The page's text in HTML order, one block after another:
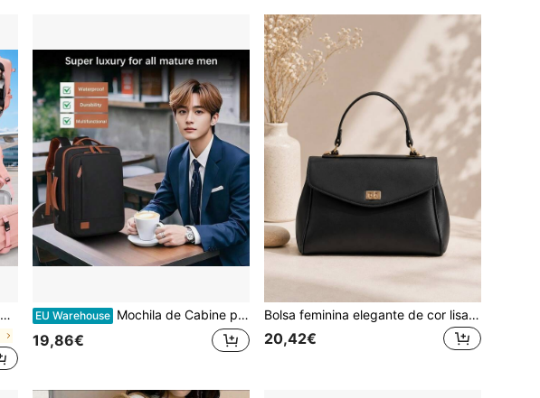
EU Warehouse Mochila de Cabine para Viagem de Avião Ryanair, Bolsa de Mão 44x32x18cm, Pronta para Transportar Computador Portátil de 15,6 Polegadas, para Homem e Mulher
19,86€
Bolsa feminina elegante de cor lisa, fecho de aba com fecho, versátil para ombro e uso transversal, grande capacidade, aspeto sofisticado para deslocações diárias
20,42€